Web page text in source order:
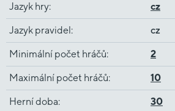
Jazyk hry: cz
Jazyk pravidel: cz
Minimální počet hráčů: 2
Maximální počet hráčů: 10
Herní doba: 30